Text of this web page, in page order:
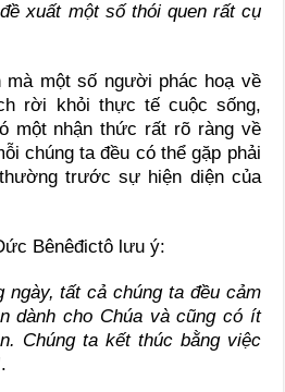
xuất một số thói quen rấtcụ
mà một số người phác hoạ về
rời khỏi thực tế cuộc sống,
một nhận thức rất rõ ràng về
chúng ta đều có thể gặp phải
trước sự hiện diện của
Bênêđictô lưu ý:
ngày, tất cả chúng ta đều cảm
dành cho Chúa và cũng có ít
Chúng ta kết thúc bằng việc